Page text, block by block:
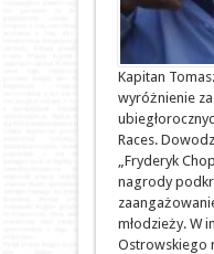
Kapitan
wyróżnienie
Races.
„Fryderyk
nagrody
młodzieży. W
Ostrowskiego